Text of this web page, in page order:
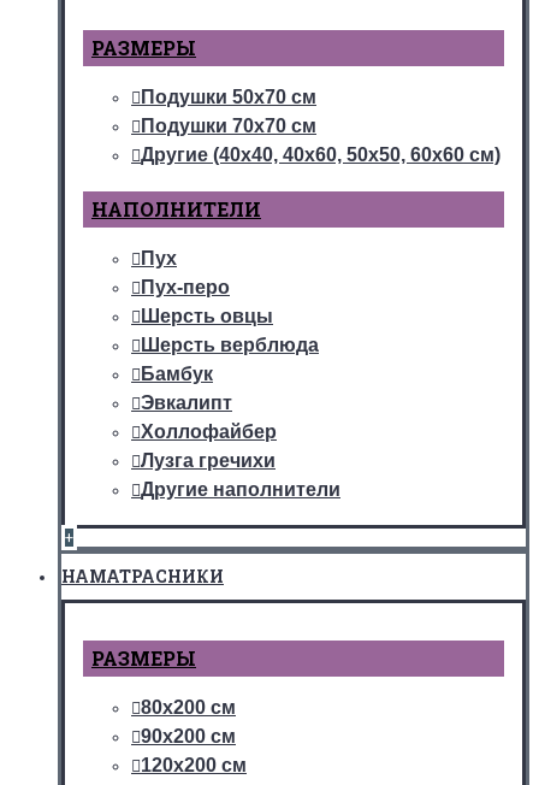
РАЗМЕРЫ
Подушки 50х70 см
Подушки 70х70 см
Другие (40х40, 40х60, 50х50, 60х60 см)
НАПОЛНИТЕЛИ
Пух
Пух-перо
Шерсть овцы
Шерсть верблюда
Бамбук
Эвкалипт
Холлофайбер
Лузга гречихи
Другие наполнители
+
НАМАТРАСНИКИ
РАЗМЕРЫ
80х200 см
90х200 см
120х200 см